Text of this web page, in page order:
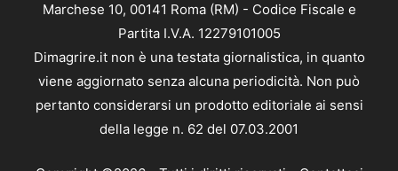
Marchese 10, 00141 Roma (RM) - Codice Fiscale e
Partita I.V.A. 12279101005
Dimagrire.it non è una testata giornalistica, in quanto
viene aggiornato senza alcuna periodicità. Non può
pertanto considerarsi un prodotto editoriale ai sensi
della legge n. 62 del 07.03.2001